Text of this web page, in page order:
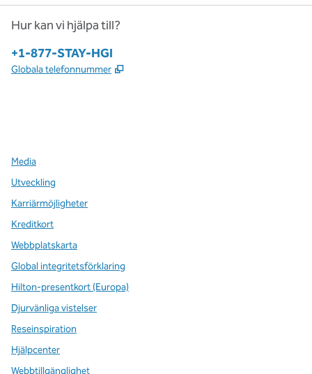
Hur kan vi hjälpa till?
Telefon:
+1-877-STAY-HGI
Globala telefonnummer ,
Media
Utveckling
Karriärmöjligheter
Kreditkort
Webbplatskarta
Global integritetsförklaring
Hilton-presentkort (Europa)
Djurvänliga vistelser
Reseinspiration
Hjälpcenter
Webbtillgänglighet